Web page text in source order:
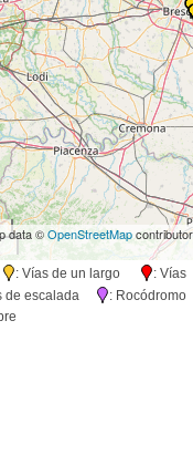
data ©OpenStreetMap
: Vías de un largo
: Vías
de escalada
: Rocódromo